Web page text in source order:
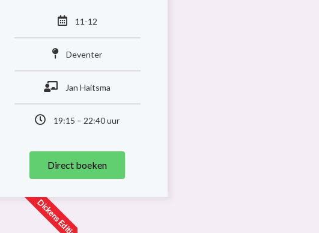
11-12
Deventer
Jan Haitsma
19:15 – 22:40 uur
Direct boeken
Dickens Editie